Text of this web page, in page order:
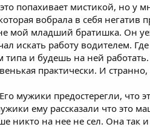
попахивает мистикой, но у
вобрала в себя негатив
мой младший братишка. Он
искать работу водителем.
и будешь на ней
практически. И странно,
мужики предостерегли,
ему рассказали что это
никто на нее не сел. Она